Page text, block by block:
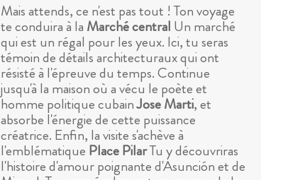
Mais attends, ce n'est pas tout ! Ton voyage
te conduira à la Marché central Un marché
qui est un régal pour les yeux. Ici, tu seras
témoin de détails architecturaux qui ont
résisté à l'épreuve du temps. Continue
jusqu'à la maison où a vécu le poète et
homme politique cubainJose Marti, et
absorbe l'énergie de cette puissance
créatrice. Enfin, la visite s'achève à
l'emblématique Place PilarTu y découvriras
l'histoire d'amour poignante d'Asunción et de